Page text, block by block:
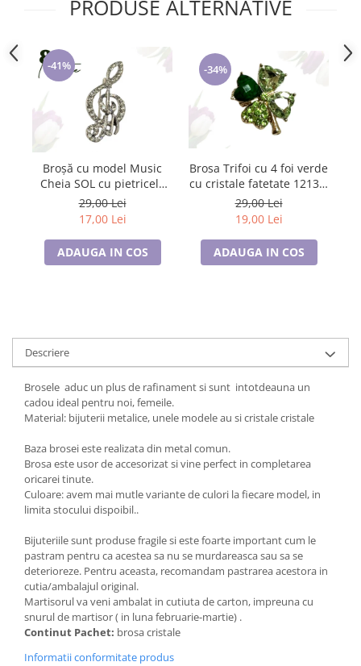
Cadouri pentru Doctori
Martisoare
PRODUSE ALTERNATIVE
-41%
Broșă cu model Music
Cheia SOL cu pietricele
albe, SC23.084
29,00 Lei
17,00 Lei
ADAUGA IN COS
-34%
Brosa Trifoi cu 4 foi verde
cu cristale fatetate 12134,
cu ambalaj premium
29,00 Lei
19,00 Lei
ADAUGA IN COS
Descriere
Brosele aduc un plus de rafinament si sunt intotdeauna un
cadou ideal pentru noi, femeile.
Material: bijuterii metalice, unele modele au si cristale cristale
Baza brosei este realizata din metal comun.
Brosa este usor de accesorizat si vine perfect in completarea
oricarei tinute.
Culoare: avem mai mutle variante de culori la fiecare model, in
limita stocului dispoibil..
Bijuteriile sunt produse fragile si este foarte important cum le
pastram pentru ca acestea sa nu se murdareasca sau sa se
deterioreze. Pentru aceasta, recomandam pastrarea acestora in
cutia/ambalajul original.
Martisorul va veni ambalat in cutiuta de carton, impreuna cu
snurul de martisor ( in luna februarie-martie) .
Continut Pachet: brosa cristale
Informatii conformitate produs